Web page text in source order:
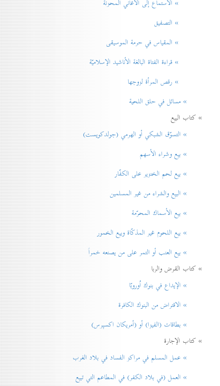
» الاستماع إلى الأغاني المحزنة
» التصفيق
» المقياس في حرمة الموسيقی
» قراءة الفتاة البالغة الأناشيد الإسلاميّة
» رقص المرأة لزوجها
» مسائل في حلق اللحية
» كتاب البيع
» التسوّق الشبكي أو الهرمي (جولدكويست)
» بيع وشراء الأسهم
» بيع لحم الخنزير علی الكفّار
» البيع والشراء من غير المسلمين
» بيع الأسماك المحرّمة
» بيع اللحوم غير المذكّاة وبيع الخمور
» بيع العنب أو التمر على من يصنعه خمراً
» كتاب القرض والربا
» الإيداع في بنوك اُوروبّا
» الاقتراض من البنوك الكافرة
» بطاقات (الفيزا) أو (أمريكان اكسپرس)
» كتاب الإجارة
» عمل المسلم في مراكز الفساد في بلاد الغرب
» العمل (في بلاد الكفر) في المطاعم التي تبيع